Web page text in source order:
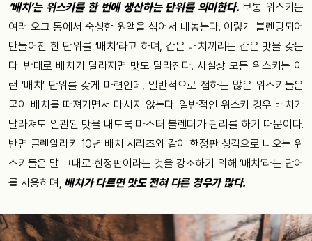
‘배치’는 위스키를 한 번에 생산하는 단위를 의미한다. 보통 위스키는
여러 오크 통에서 숙성한 원액을 섞어서 내놓는다. 이렇게 블렌딩되어
만들어진 한 단위를 ‘배치’라고 하며, 같은 배치끼리는 같은 맛을 갖는
다. 반대로 배치가 달라지면 맛도 달라진다. 사실상 모든 위스키는 이
런 ‘배치’ 단위를 갖게 마련인데, 일반적으로 접하는 많은 위스키들은
굳이 배치를 따져가면서 마시지 않는다. 일반적인 위스키 경우 배치가
달라져도 일관된 맛을 내도록 마스터 블렌더가 관리를 하기 때문이다.
반면 글렌알라키 10년 배치 시리즈와 같이 한정판 성격으로 나오는 위
스키들은 말 그대로 한정판이라는 것을 강조하기 위해 ‘배치’라는 단어
를 사용하며, 배치가 다르면 맛도 전혀 다른 경우가 많다.